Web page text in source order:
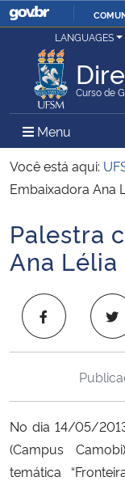
Ministério da Justiça e
Ministério da Defesa
Ministério das Relações
Ministério da Infraestrutura
Ministério da Educação
Ministério da Cidadania
Ministério de Minas e
LANGUAGES
Curso de
Menu Menu
Você está aqui:
Embaixadora Ana
Início do conteúdo
Palestra
Ana
No dia 14/05/
(Campus
temática